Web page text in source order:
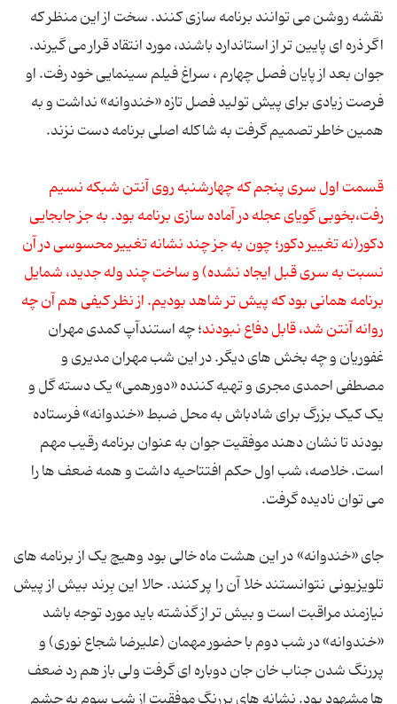
نقشه روشن می توانند برنامه سازی کنند. سخت از این منظر که
اگر ذره ای پایین تر از استاندارد باشند، مورد انتقاد قرار می گیرند.
جوان بعد از پایان فصل چهارم ، سراغ فیلم سینمایی خود رفت. او
فرصت زیادی برای پیش تولید فصل تازه «خندوانه» نداشت و به
همین خاطر تصمیم گرفت به شاکله اصلی برنامه دست نزند.
قسمت اول سری پنجم که چهارشنبه روی آنتن شبکه نسیم
رفت،بخوبی گویای عجله در آماده سازی برنامه بود. به جز جابجایی
دکور(نه تغییر دکور؛ چون به جز چند نشانه تغییر محسوسی در آن
نسبت به سری قبل ایجاد نشده) و ساخت چند وله جدید، شمایل
برنامه همانی بود که پیش تر شاهد بودیم. از نظر کیفی هم آن چه
روانه آنتن شد، قابل دفاع نبودند؛ چه استندآپ کمدی مهران
غفوریان و چه بخش های دیگر. در این شب مهران مدیری و
مصطفی احمدی مجری و تهیه کننده «دورهمی» یک دسته گل و
یک کیک بزرگ برای شادباش به محل ضبط «خندوانه» فرستاده
بودند تا نشان دهند موفقیت جوان به عنوان برنامه رقیب مهم
است. خلاصه، شب اول حکم افتتاحیه داشت و همه ضعف ها را
می توان نادیده گرفت.
جای «خندوانه» در این هشت ماه خالی بود وهیچ یک از برنامه های
تلویزیونی نتوانستند خلا آن را پر کنند. حالا این بِرند بیش از پیش
نیازمند مراقبت است و بیش تر از گذشته باید مورد توجه باشد
«خندوانه» در شب دوم با حضور مهمان (علیرضا شجاع نوری) و
پررنگ شدن جناب خان جان دوباره ای گرفت ولی باز هم رد ضعف